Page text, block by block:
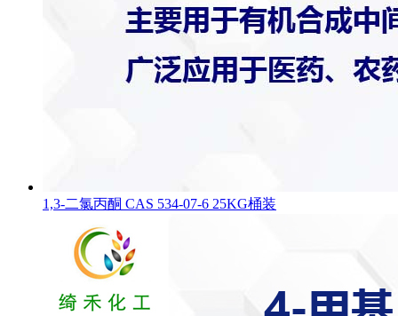
1,3-二氯丙酮 CAS 534-07-6 25KG桶装